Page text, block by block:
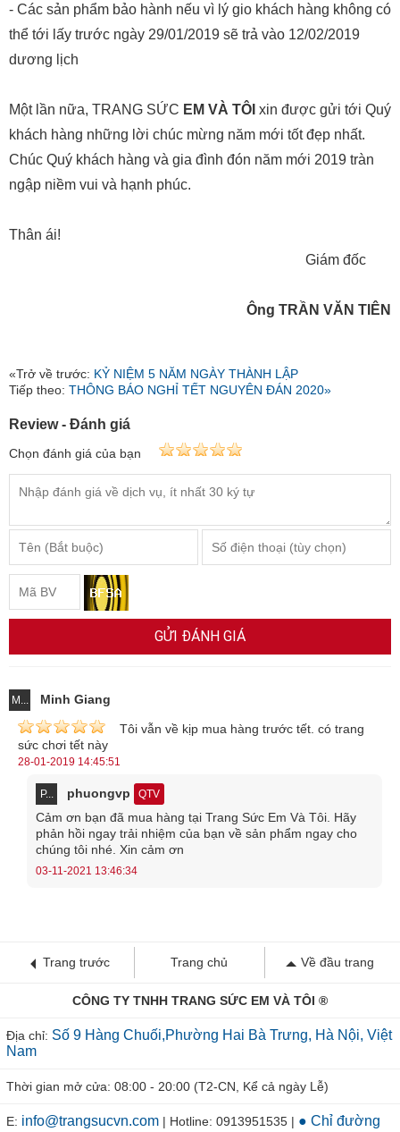
- Các sản phẩm bảo hành nếu vì lý gio khách hàng không có
thể tới lấy trước ngày 29/01/2019 sẽ trả vào 12/02/2019
dương lịch
Một lần nữa, TRANG SỨC EM VÀ TÔI xin được gửi tới Quý
khách hàng những lời chúc mừng năm mới tốt đẹp nhất.
Chúc Quý khách hàng và gia đình đón năm mới 2019 tràn
ngập niềm vui và hạnh phúc.
Thân ái!
Giám đốc
Ông TRẦN VĂN TIÊN
«Trở về trước: KỶ NIỆM 5 NĂM NGÀY THÀNH LẬP
Tiếp theo: THÔNG BÁO NGHỈ TẾT NGUYÊN ĐÁN 2020»
Review - Đánh giá
Chọn đánh giá của bạn
GỬI ĐÁNH GIÁ
M... Minh Giang
Tôi vẫn về kịp mua hàng trước tết. có trang
sức chơi tết này
28-01-2019 14:45:51
P... phuongvp QTV
Cảm ơn bạn đã mua hàng tại Trang Sức Em Và Tôi. Hãy
phản hồi ngay trải nhiệm của bạn về sản phẩm ngay cho
chúng tôi nhé. Xin cảm ơn
03-11-2021 13:46:34
Trang trước Trang chủ Về đầu trang
CÔNG TY TNHH TRANG SỨC EM VÀ TÔI ®
Địa chỉ: Số 9 Hàng Chuối,Phường Hai Bà Trưng, Hà Nội, Việt
Nam
Thời gian mở cửa: 08:00 - 20:00 (T2-CN, Kể cả ngày Lễ)
E: info@trangsucvn.com | Hotline: 0913951535 | ● Chỉ đường